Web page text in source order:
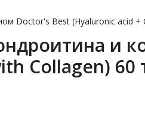
Doctor's Best (Hyaluronic acid
и
Collagen) 60